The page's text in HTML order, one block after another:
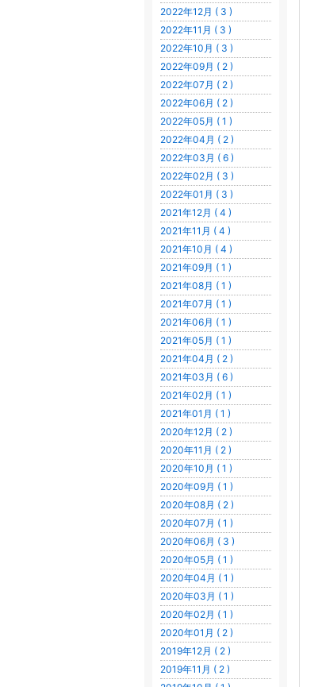
2022年12月 ( 3 )
2022年11月 ( 3 )
2022年10月 ( 3 )
2022年09月 ( 2 )
2022年07月 ( 2 )
2022年06月 ( 2 )
2022年05月 ( 1 )
2022年04月 ( 2 )
2022年03月 ( 6 )
2022年02月 ( 3 )
2022年01月 ( 3 )
2021年12月 ( 4 )
2021年11月 ( 4 )
2021年10月 ( 4 )
2021年09月 ( 1 )
2021年08月 ( 1 )
2021年07月 ( 1 )
2021年06月 ( 1 )
2021年05月 ( 1 )
2021年04月 ( 2 )
2021年03月 ( 6 )
2021年02月 ( 1 )
2021年01月 ( 1 )
2020年12月 ( 2 )
2020年11月 ( 2 )
2020年10月 ( 1 )
2020年09月 ( 1 )
2020年08月 ( 2 )
2020年07月 ( 1 )
2020年06月 ( 3 )
2020年05月 ( 1 )
2020年04月 ( 1 )
2020年03月 ( 1 )
2020年02月 ( 1 )
2020年01月 ( 2 )
2019年12月 ( 2 )
2019年11月 ( 2 )